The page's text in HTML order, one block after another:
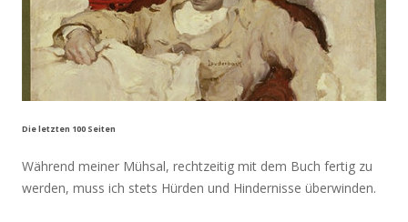
Die letzten 100 Seiten
Während meiner Mühsal, rechtzeitig mit dem Buch fertig zu
werden, muss ich stets Hürden und Hindernisse überwinden.